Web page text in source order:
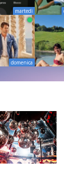
martedì
domenica